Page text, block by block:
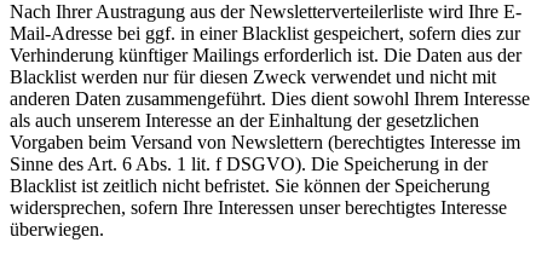
Nach Ihrer Austragung aus der Newsletterverteilerliste wird Ihre E-
Mail-Adresse bei ggf. in einer Blacklist gespeichert, sofern dies zur
Verhinderung künftiger Mailings erforderlich ist. Die Daten aus der
Blacklist werden nur für diesen Zweck verwendet und nicht mit
anderen Daten zusammengeführt. Dies dient sowohl Ihrem Interesse
als auch unserem Interesse an der Einhaltung der gesetzlichen
Vorgaben beim Versand von Newslettern (berechtigtes Interesse im
Sinne des Art. 6 Abs. 1 lit. f DSGVO). Die Speicherung in der
Blacklist ist zeitlich nicht befristet. Sie können der Speicherung
widersprechen, sofern Ihre Interessen unser berechtigtes Interesse
überwiegen.